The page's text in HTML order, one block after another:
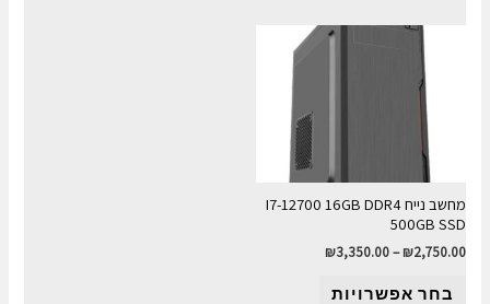
מחשב נייח I7-12700 16GB DDR4
500GB SSD
₪2,750.00
–
₪3,350.00
בחר אפשרויות